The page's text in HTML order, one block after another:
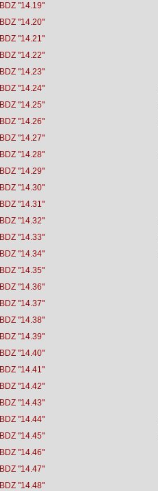
BDZ "14.19"
BDZ "14.20"
BDZ "14.21"
BDZ "14.22"
BDZ "14.23"
BDZ "14.24"
BDZ "14.25"
BDZ "14.26"
BDZ "14.27"
BDZ "14.28"
BDZ "14.29"
BDZ "14.30"
BDZ "14.31"
BDZ "14.32"
BDZ "14.33"
BDZ "14.34"
BDZ "14.35"
BDZ "14.36"
BDZ "14.37"
BDZ "14.38"
BDZ "14.39"
BDZ "14.40"
BDZ "14.41"
BDZ "14.42"
BDZ "14.43"
BDZ "14.44"
BDZ "14.45"
BDZ "14.46"
BDZ "14.47"
BDZ "14.48"